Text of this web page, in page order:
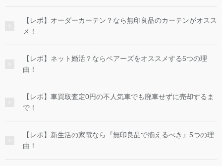
【レポ】オーダーカーテン？なら無印良品のカーテンがオスス
メ！
【レポ】ネット婚活？ならペアーズをオススメする5つの理
由！
【レポ】車買取査定0円の不人気車でも廃車せずに売却するま
で！
【レポ】新生活の家電なら『無印良品で揃えるべき』5つの理
由！